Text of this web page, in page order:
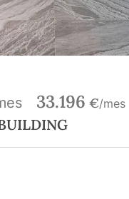
33.196 €/mes